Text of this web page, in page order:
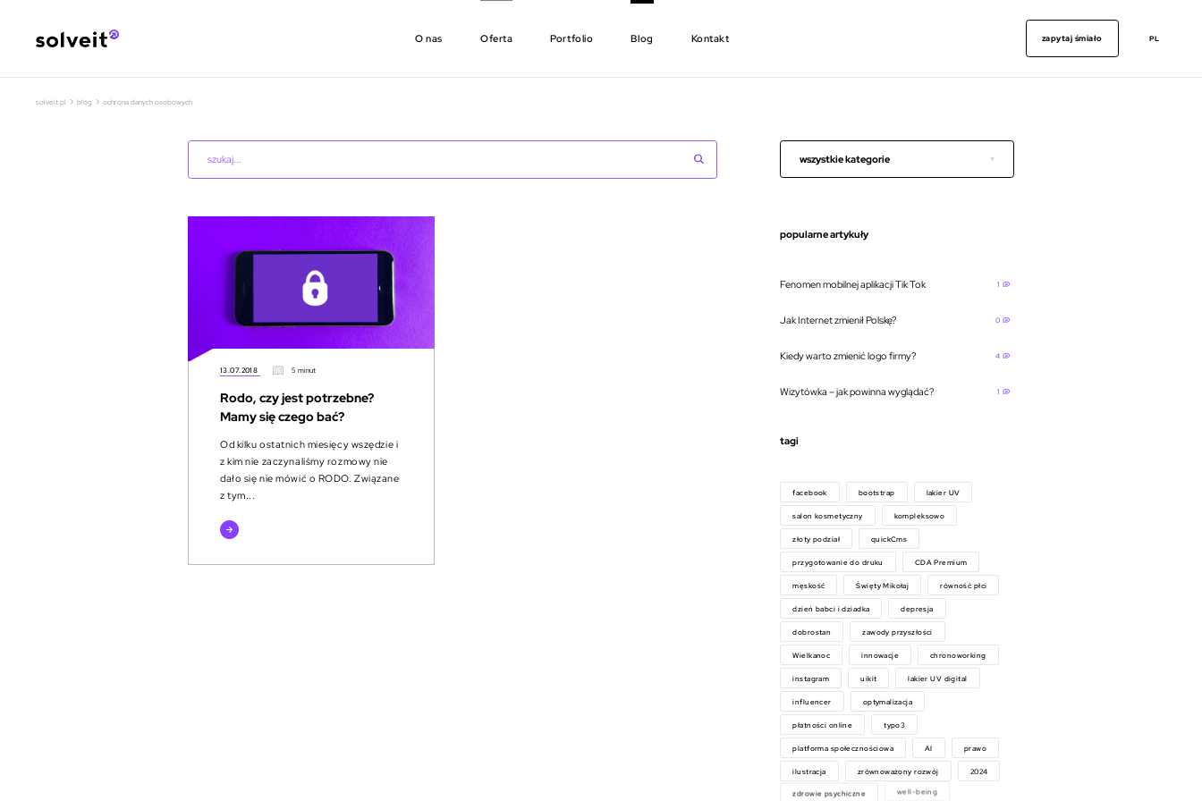
O nas Oferta Portfolio Blog Kontakt zapytaj śmiało PL
solveit.pl › blog › ochrona danych osobowych
13.07.2018 5 minut
Rodo, czy jest potrzebne?
Mamy się czego bać?
Od kilku ostatnich miesięcy wszędzie i
z kim nie zaczynaliśmy rozmowy nie
dało się nie mówić o RODO. Związane
z tym...
czytaj
więcej
wszystkie kategorie
popularne artykuły
Fenomen mobilnej aplikacji Tik Tok 1
Jak Internet zmienił Polskę? 0
Kiedy warto zmienić logo firmy? 4
Wizytówka – jak powinna wyglądać? 1
tagi
facebook bootstrap lakier UV
salon kosmetyczny kompleksowo
złoty podział quickCms
przygotowanie do druku CDA Premium
męskość Święty Mikołaj równość płci
dzień babci i dziadka depresja
dobrostan zawody przyszłości
Wielkanoc innowacje chronoworking
instagram uikit lakier UV digital
influencer optymalizacja
płatności online typo3
platforma społecznościowa AI prawo
ilustracja zrównoważony rozwój 2024
zdrowie psychiczne well-being